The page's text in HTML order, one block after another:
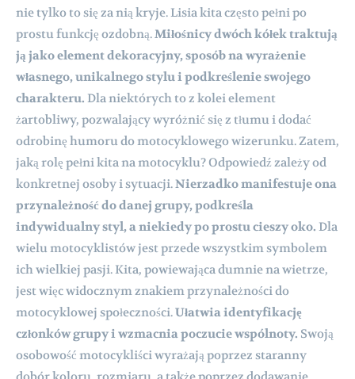
nie tylko to się za nią kryje. Lisia kita często pełni po
prostu funkcję ozdobną.Miłośnicy dwóch kółek traktują
ją jako element dekoracyjny, sposób na wyrażenie
własnego, unikalnego stylu i podkreślenie swojego
charakteru. Dla niektórych to z kolei element
żartobliwy, pozwalający wyróżnić się z tłumu i dodać
odrobinę humoru do motocyklowego wizerunku. Zatem,
jaką rolę pełni kita na motocyklu? Odpowiedź zależy od
konkretnej osoby i sytuacji.Nierzadko manifestuje ona
przynależność do danej grupy, podkreśla
indywidualny styl, a niekiedy po prostu cieszy oko. Dla
wielu motocyklistów jest przede wszystkim symbolem
ich wielkiej pasji. Kita, powiewająca dumnie na wietrze,
jest więc widocznym znakiem przynależności do
motocyklowej społeczności.Ułatwia identyfikację
członków grupy i wzmacnia poczucie wspólnoty. Swoją
osobowość motocykliści wyrażają poprzez staranny